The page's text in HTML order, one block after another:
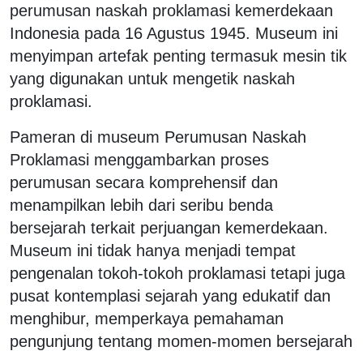
perumusan naskah proklamasi kemerdekaan
Indonesia pada 16 Agustus 1945. Museum ini
menyimpan artefak penting termasuk mesin tik
yang digunakan untuk mengetik naskah
proklamasi.
Pameran di museum Perumusan Naskah
Proklamasi menggambarkan proses
perumusan secara komprehensif dan
menampilkan lebih dari seribu benda
bersejarah terkait perjuangan kemerdekaan.
Museum ini tidak hanya menjadi tempat
pengenalan tokoh-tokoh proklamasi tetapi juga
pusat kontemplasi sejarah yang edukatif dan
menghibur, memperkaya pemahaman
pengunjung tentang momen-momen bersejarah